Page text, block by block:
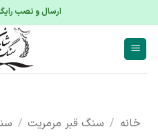
ارسال و نصب
خانه / سنگ قبر مرمریت / سنگ